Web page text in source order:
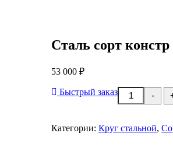
Сталь сорт
53 000 ₽
-
Количество
товара
констр
Быстрый заказ
Категории: Круг стальной,